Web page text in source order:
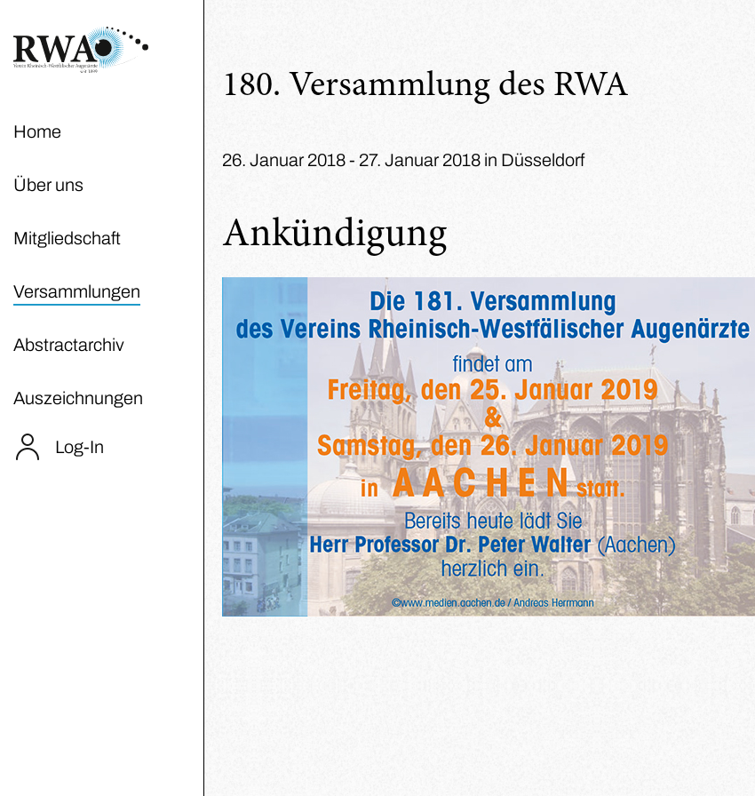
Home
Über uns
Mitgliedschaft
Versammlungen
Abstractarchiv
Auszeichnungen
Log-In
180. Versammlung des RWA
26. Januar 2018 - 27. Januar 2018 in Düsseldorf
Ankündigung